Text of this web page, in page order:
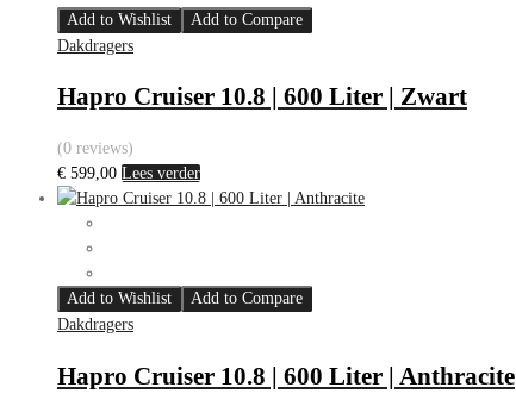
Add to Wishlist
Add to Compare
Dakdragers
Hapro Cruiser 10.8 | 600 Liter | Zwart
(0 reviews)
€ 599,00 Lees verder
Add to Wishlist
Add to Compare
Dakdragers
Hapro Cruiser 10.8 | 600 Liter | Anthracite